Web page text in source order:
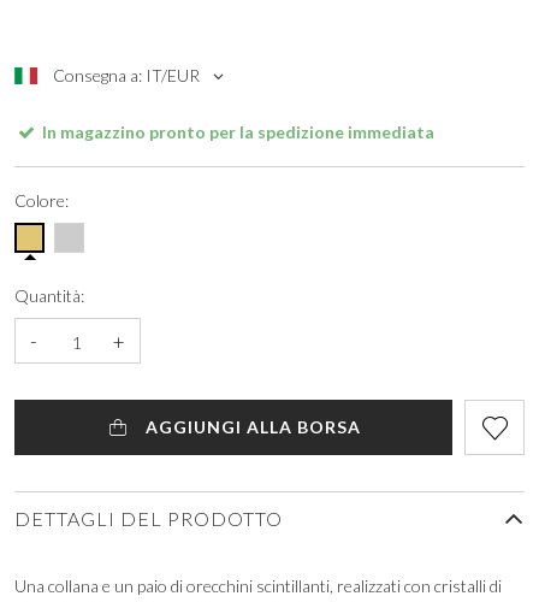
Consegna a: IT/EUR
In magazzino pronto per la spedizione immediata
Colore:
Quantità:
- +
AGGIUNGI ALLA BORSA
DETTAGLI DEL PRODOTTO
Una collana e un paio di orecchini scintillanti, realizzati con cristalli di